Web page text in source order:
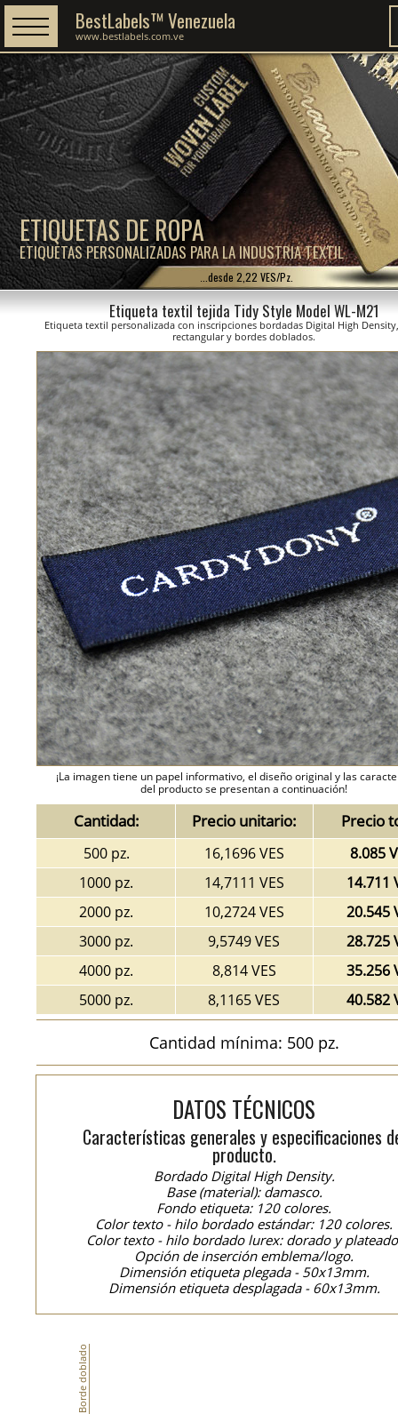
ETIQUETAS DE ROPA
ETIQUETAS PERSONALIZADAS PARA LA INDUSTRIA TEXTIL
BestLabels™ Venezuela
www.bestlabels.com.ve
...desde 2,22 VES/Pz.
Etiqueta textil tejida Tidy Style Model WL-M21
Etiqueta textil personalizada con inscripciones bordadas Digital High
rectangular y bordes doblados.
¡La imagen tiene un papel informativo, el diseño original y las
del producto se presentan a continuación!
Cantidad: Precio unitario: Precio
500 pz. 16,1696 VES
8.085
1000 pz.
14,7111 VES
14.711
2000 pz.
10,2724 VES
20.545
3000 pz.
9,5749 VES
28.725
4000 pz.
8,814 VES
35.256
5000 pz.
8,1165 VES 40.582
Cantidad mínima: 500 pz.
DATOS TÉCNICOS
Características generales y especificaciones
producto.
Bordado Digital High Density.
Base (material): damasco.
Fondo etiqueta: 120 colores.
Color texto - hilo bordado estándar: 120 colores.
Color texto - hilo bordado lurex: dorado y
Opción de inserción emblema/logo.
Dimensión etiqueta plegada - 50x13mm.
Dimensión etiqueta desplagada - 60x13mm.
Borde doblado